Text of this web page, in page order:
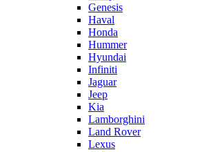
Genesis
Haval
Honda
Hummer
Hyundai
Infiniti
Jaguar
Jeep
Kia
Lamborghini
Land Rover
Lexus